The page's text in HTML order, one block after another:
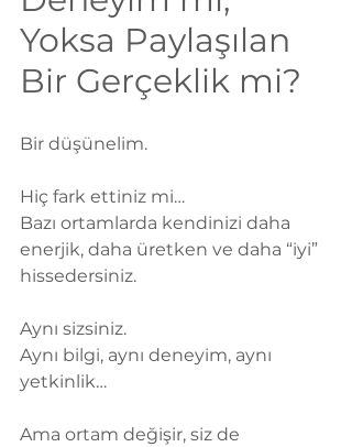
Yoksa Paylaşılan
Bir Gerçeklik mi?
Bir düşünelim.
Hiç fark ettiniz mi…
Bazı ortamlarda kendinizi daha
enerjik, daha üretken ve daha “iyi”
hissedersiniz.
Aynı sizsiniz.
Aynı bilgi, aynı deneyim, aynı
yetkinlik…
Ama ortam değişir, siz de